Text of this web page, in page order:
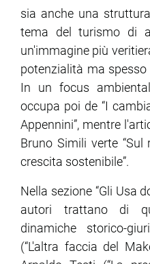
sia anche una
tema del turismo di
un'immagine più
potenzialità ma
In un focus
occupa poi de “I
Appennini”, mentre
Bruno Simili verte
crescita sostenibile”.
Nella sezione “Gli Usa
autori trattano di
dinamiche storico-
(“L'altra faccia del